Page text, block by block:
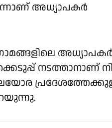
അധ്യാപകർ
നടത്താനാണ്